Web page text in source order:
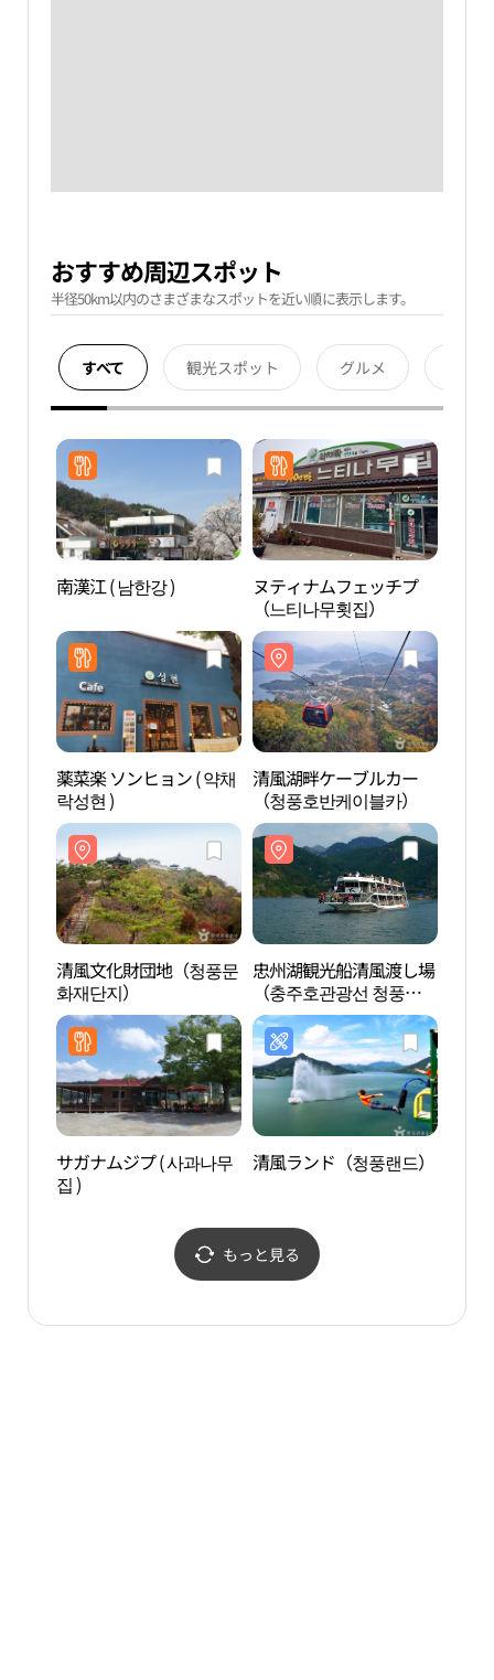
おすすめ周辺スポット
半径50km以内のさまざまなスポットを近い順に表示します。
すべて 観光スポット グルメ
南漢江 ( 남한강 )
ヌティナムフェッチプ
（느티나무횟집）
薬菜楽 ソンヒョン ( 약채
락성현 )
清風湖畔ケーブルカー
（청풍호반케이블카）
清風文化財団地（청풍문
화재단지）
忠州湖観光船清風渡し場
（충주호관광선 청풍나
루）
サガナムジプ ( 사과나무
집 )
清風ランド（청풍랜드）
もっと見る